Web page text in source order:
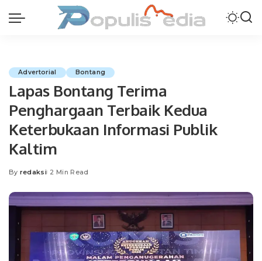
Advertorial Bontang
Lapas Bontang Terima
Penghargaan Terbaik Kedua
Keterbukaan Informasi Publik
Kaltim
Posted
By redaksi 2 Min Read